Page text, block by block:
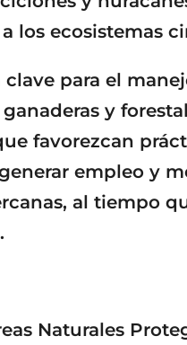
los ecosistemas
clave para el
y
favorezcan
empleo y
al tiempo
Naturales